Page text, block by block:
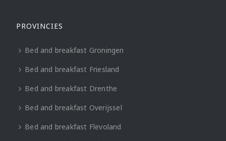
PROVINCIES
Bed and breakfast Groningen
Bed and breakfast Friesland
Bed and breakfast Drenthe
Bed and breakfast Overijssel
Bed and breakfast Flevoland